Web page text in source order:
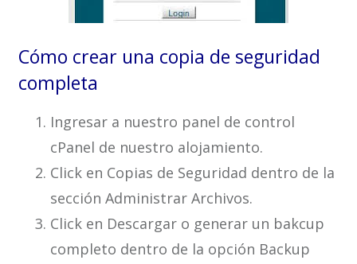
Cómo crear una copia de seguridad
completa
Ingresar a nuestro panel de control
cPanel de nuestro alojamiento.
Click en Copias de Seguridad dentro de la
sección Administrar Archivos.
Click en Descargar o generar un bakcup
completo dentro de la opción Backup